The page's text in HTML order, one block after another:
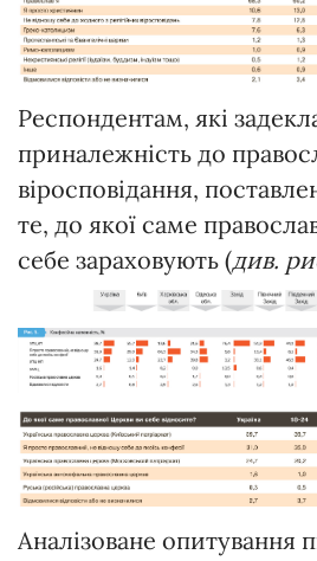
Респондентам, які
приналежність до
віросповідання,
те, до якої саме
себе зараховують (див.
Аналізоване опитування